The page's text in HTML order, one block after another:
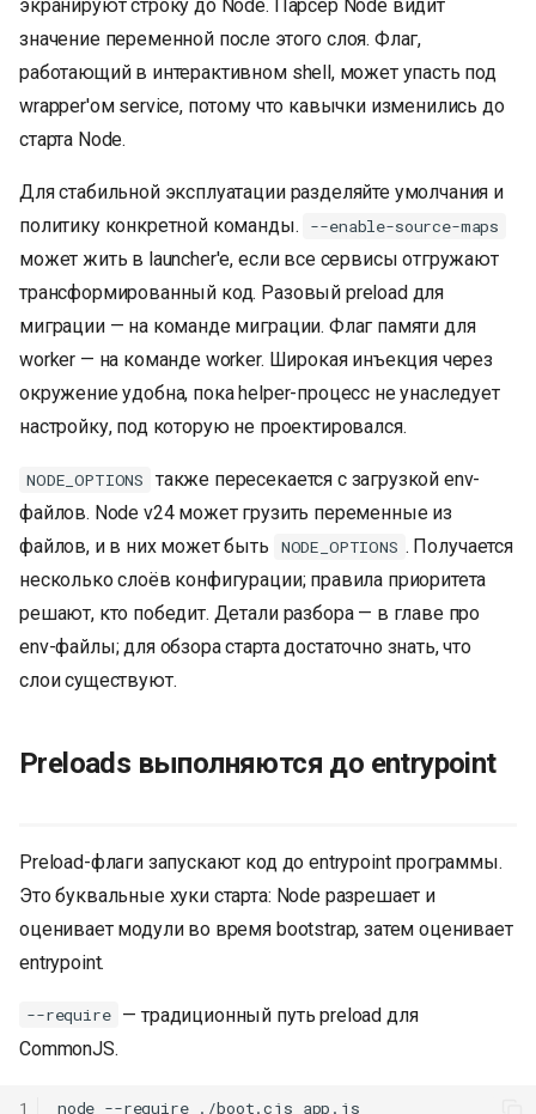
экранируют строку до Node. Парсер Node видит
значение переменной после этого слоя. Флаг,
работающий в интерактивном shell, может упасть под
wrapper'ом service, потому что кавычки изменились до
старта Node.
Для стабильной эксплуатации разделяйте умолчания и
политику конкретной команды.
--enable-source-maps
может жить в launcher'е, если все сервисы отгружают
трансформированный код. Разовый preload для
миграции — на команде миграции. Флаг памяти для
worker — на команде worker. Широкая инъекция через
окружение удобна, пока helper-процесс не унаследует
настройку, под которую не проектировался.
NODE_OPTIONS
также пересекается с загрузкой env-
файлов. Node v24 может грузить переменные из
файлов, и в них может быть
NODE_OPTIONS . Получается
несколько слоёв конфигурации; правила приоритета
решают, кто победит. Детали разбора — в главе про
env-файлы; для обзора старта достаточно знать, что
слои существуют.
Preloads выполняются до entrypoint
Preload-флаги запускают код до entrypoint программы.
Это буквальные хуки старта: Node разрешает и
оценивает модули во время bootstrap, затем оценивает
entrypoint.
--require — традиционный путь preload для
CommonJS.
1